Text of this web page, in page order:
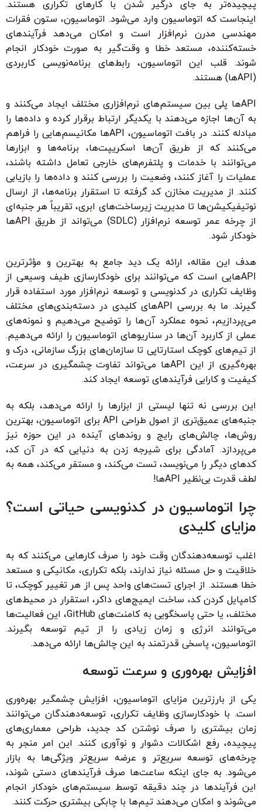
پیچیده‌تر به جای درگیر شدن با کارهای تکراری هستند.
اینجاست که اتوماسیون وارد می‌شود. اتوماسیون، ستون فقرات
مهندسی مدرن نرم‌افزار است و امکان می‌دهد فرآیندهای
خسته‌کننده، مستعد خطا و وقت‌گیر به صورت خودکار انجام
شوند. قلب این اتوماسیون، رابط‌های برنامه‌نویسی کاربردی
(APIها) هستند.
APIها پلی بین سیستم‌های نرم‌افزاری مختلف ایجاد می‌کنند و
به آن‌ها اجازه می‌دهند با یکدیگر ارتباط برقرار کرده و داده‌ها را
مبادله کنند. در بافت اتوماسیون، APIها مکانیسم‌هایی را فراهم
می‌کنند که از طریق آن‌ها اسکریپت‌ها، برنامه‌ها و ابزارها
می‌توانند با خدمات و پلتفرم‌های خارجی تعامل داشته باشند،
عملیات را آغاز کنند، وضعیت را بررسی کنند و داده‌ها را بازیابی
کنند. از مدیریت مخازن کد گرفته تا استقرار برنامه‌ها، از ارسال
نوتیفیکیشن‌ها تا مدیریت زیرساخت‌های ابری، تقریباً هر جنبه‌ای
از چرخه عمر توسعه نرم‌افزار (SDLC) می‌تواند از طریق APIها
خودکار شود.
هدف این مقاله، ارائه یک دید جامع به بهترین و مؤثرترین
APIهایی است که می‌توانند برای خودکارسازی طیف وسیعی از
وظایف تکراری در کدنویسی و توسعه نرم‌افزار مورد استفاده قرار
گیرند. ما به بررسی APIهای کلیدی در دسته‌بندی‌های مختلف
می‌پردازیم، نحوه عملکرد آن‌ها را توضیح می‌دهیم و نمونه‌های
عملی از کاربرد آن‌ها در سناریوهای اتوماسیون را ارائه می‌دهیم.
از تیم‌های کوچک استارتاپی تا سازمان‌های بزرگ سازمانی، درک و
بهره‌گیری از این APIها می‌تواند تفاوت چشمگیری در سرعت،
کیفیت و کارایی فرآیندهای توسعه ایجاد کند.
این بررسی نه تنها لیستی از ابزارها را ارائه می‌دهد، بلکه به
جنبه‌های عمیق‌تری از اصول طراحی API برای اتوماسیون، بهترین
روش‌ها، چالش‌های رایج و روندهای آینده در این حوزه نیز
می‌پردازد. آمادگی برای شیرجه زدن به دنیایی که در آن کد،
کدهای دیگر را می‌نویسد، تست می‌کند، و مستقر می‌کند، همه به
لطف قدرت بی‌نظیر APIها!
چرا اتوماسیون در کدنویسی حیاتی است؟
مزایای کلیدی
اغلب توسعه‌دهندگان وقت خود را صرف کارهایی می‌کنند که به
خلاقیت و حل مسئله نیاز ندارند، بلکه تکراری، مکانیکی و مستعد
خطا هستند. از اجرای تست‌های واحد پس از هر تغییر کوچک، تا
کامپایل کردن کد، ساخت ایمیج‌های داکر، استقرار در محیط‌های
مختلف، یا حتی پاسخگویی به کامنت‌های GitHub، این فعالیت‌ها
می‌توانند انرژی و زمان زیادی را از تیم توسعه بگیرند.
اتوماسیون، پاسخی قدرتمند به این چالش‌ها ارائه می‌دهد.
افزایش بهره‌وری و سرعت توسعه
یکی از بارزترین مزایای اتوماسیون، افزایش چشمگیر بهره‌وری
است. با خودکارسازی وظایف تکراری، توسعه‌دهندگان می‌توانند
زمان بیشتری را صرف نوشتن کد جدید، طراحی معماری‌های
پیچیده، رفع اشکالات دشوار و نوآوری کنند. این امر منجر به
چرخه‌های توسعه سریع‌تر و عرضه سریع‌تر ویژگی‌ها به بازار
می‌شود. به جای اینکه ساعت‌ها صرف فرآیندهای دستی شوند،
این فرآیندها در چند دقیقه توسط سیستم‌های خودکار انجام
می‌شوند و امکان می‌دهند تیم‌ها با چابکی بیشتری حرکت کنند.